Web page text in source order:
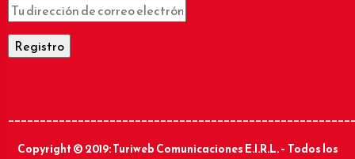
Copyright © 2019: Turiweb Comunicaciones E.I.R.L. – Todos los